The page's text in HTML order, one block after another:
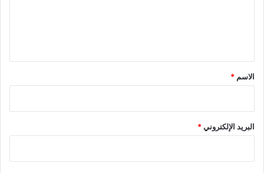
*
الاسم *
البريد الإلكتروني*